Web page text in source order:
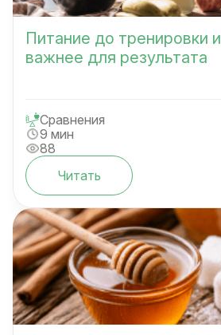
Питание до тренировки
важнее для результата
Сравнения
9 мин
88
Читать